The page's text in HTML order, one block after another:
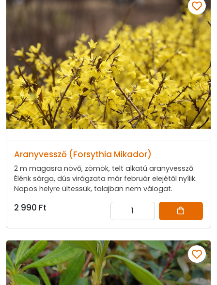
Aranyvessző (Forsythia Mikador)
2 m magasra növő, zömök, telt alkatú aranyvessző.
Élénk sárga, dús virágzata már február elejétől nyílik.
Napos helyre ültessük, talajban nem válogat.
2 990 Ft